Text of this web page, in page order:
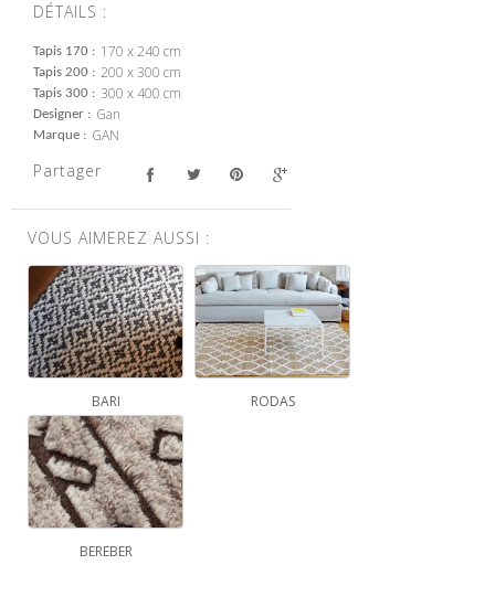
DÉTAILS :
Tapis 170 170 x 240 cm
Tapis 200 200 x 300 cm
Tapis 300 300 x 400 cm
Designer Gan
Marque GAN
Partager
VOUS AIMEREZ AUSSI :
BARI RODAS
BEREBER